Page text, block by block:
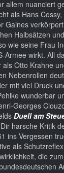
allem nuanciert
als Hans
Gaines
Halbsätzen
wie seine Frau
Armee wirkt. All
Otto Krahne
Nebenrollen
mit viel Druck
wunderbar
Georges
Duell am
harsche Kritik
ins Vergessen
als
die